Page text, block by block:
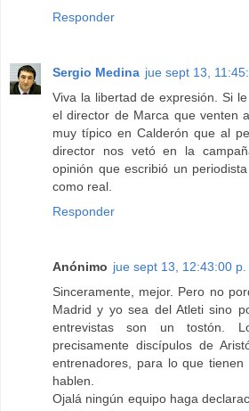
Responder
Sergio Medina jue sept 13,
Viva la libertad de expresión. Si
el director de Marca que venten
muy típico en Calderón que al
director nos vetó en la
opinión que escribió un
como real.
Responder
Anónimo jue sept 13, 12:43:00 p.
Sinceramente, mejor. Pero no
Madrid y yo sea del Atleti sino
entrevistas son un tostón.
precisamente discípulos de
entrenadores, para lo que
hablen.
Ojalá ningún equipo haga